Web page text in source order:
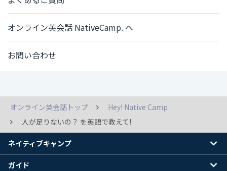
オンライン英会話 NativeCamp. へ
お問い合わせ
オンライン英会話トップ
Hey! Native Camp
人が足りないの？ を英語で教えて!
ネイティブキャンプ
ガイド